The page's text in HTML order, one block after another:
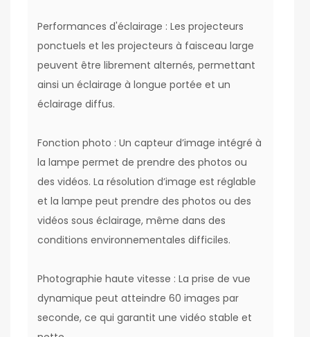
Performances d'éclairage : Les projecteurs
ponctuels et les projecteurs à faisceau large
peuvent être librement alternés, permettant
ainsi un éclairage à longue portée et un
éclairage diffus.
Fonction photo : Un capteur d’image intégré à
la lampe permet de prendre des photos ou
des vidéos. La résolution d’image est réglable
et la lampe peut prendre des photos ou des
vidéos sous éclairage, même dans des
conditions environnementales difficiles.
Photographie haute vitesse : La prise de vue
dynamique peut atteindre 60 images par
seconde, ce qui garantit une vidéo stable et